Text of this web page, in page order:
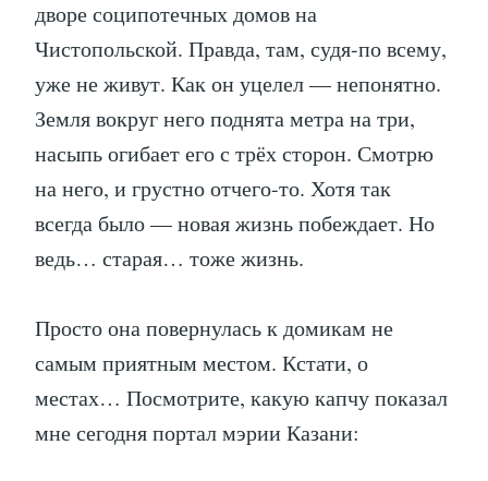
дворе соципотечных домов на
Чистопольской. Правда, там, судя-по всему,
уже не живут. Как он уцелел — непонятно.
Земля вокруг него поднята метра на три,
насыпь огибает его с трёх сторон. Смотрю
на него, и грустно отчего-то. Хотя так
всегда было — новая жизнь побеждает. Но
ведь… старая… тоже жизнь.
Просто она повернулась к домикам не
самым приятным местом. Кстати, о
местах… Посмотрите, какую капчу показал
мне сегодня портал мэрии Казани: